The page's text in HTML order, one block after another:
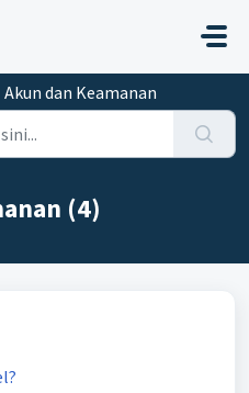
Akun dan Keamanan
(4)